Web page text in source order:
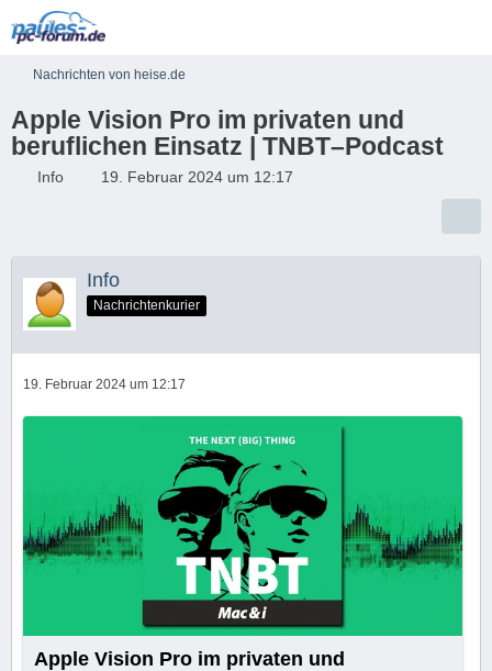
Nachrichten von heise.de
Apple Vision Pro im privaten und
beruflichen Einsatz | TNBT–Podcast
Info 19. Februar 2024 um 12:17
Info
Nachrichtenkurier
19. Februar 2024 um 12:17
Apple Vision Pro im privaten und